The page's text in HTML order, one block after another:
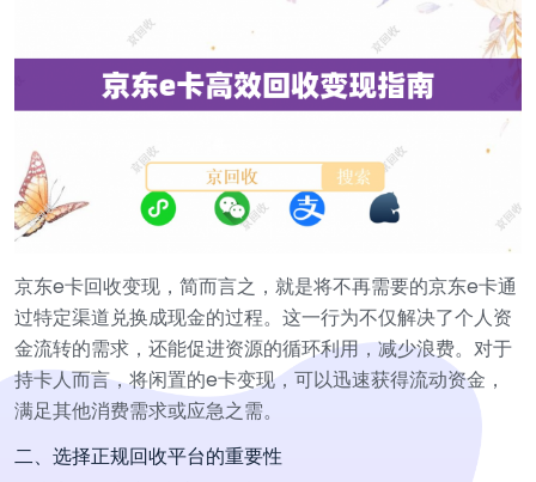
京东e卡回收变现，简而言之，就是将不再需要的京东e卡通
过特定渠道兑换成现金的过程。这一行为不仅解决了个人资
金流转的需求，还能促进资源的循环利用，减少浪费。对于
持卡人而言，将闲置的e卡变现，可以迅速获得流动资金，
满足其他消费需求或应急之需。
二、选择正规回收平台的重要性